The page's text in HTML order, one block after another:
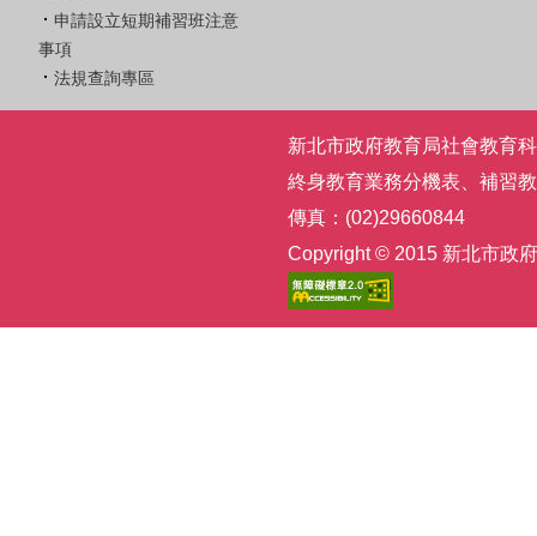
申請設立短期補習班注意
事項
法規查詢專區
新北市政府教育局社會教育
終身教育業務分機表
補習
傳真：(02)29660844
Copyright © 2015 新北市政